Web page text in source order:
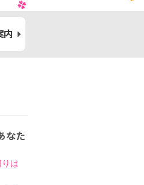
内
なた
りは